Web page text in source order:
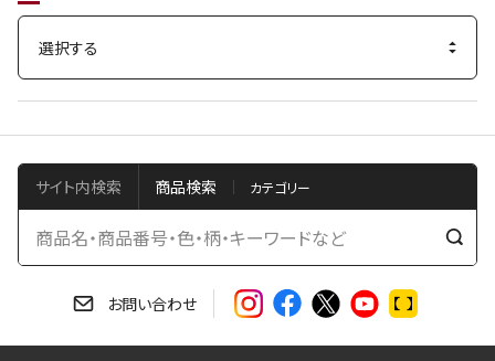
サイト内検索 商品検索
検
お問い合わせ